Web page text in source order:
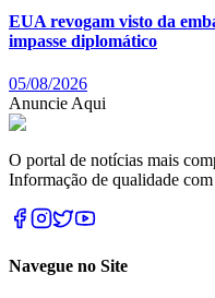
EUA revogam visto da
impasse diplomático
05/08/2026
Anuncie Aqui
O portal de notícias mais
Informação de qualidade
Navegue no Site